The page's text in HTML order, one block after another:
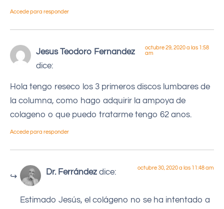
Accede para responder
Jesus Teodoro Fernandez
dice:
octubre 29, 2020 a las 1:58
am
Hola tengo reseco los 3 primeros discos lumbares de
la columna, como hago adquirir la ampoya de
colageno o que puedo tratarme tengo 62 anos.
Accede para responder
Dr. Ferrández dice: octubre 30, 2020 a las 11:48 am
Estimado Jesús, el colágeno no se ha intentado a